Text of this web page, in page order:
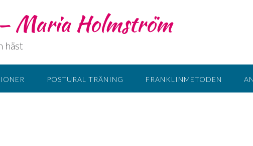
Maria Holmström
häst
POSTURAL TRÄNING FRANKLINMETODEN